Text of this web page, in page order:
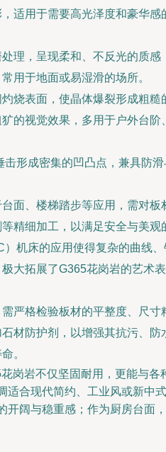
适用于需要高光泽度和豪华感
处理，呈现柔和、不反光的质感
用于地面或易湿滑的场所。
灼烧表面，使晶体爆裂形成粗糙
的视觉效果，多用于户外台阶
击形成密集的凹凸点，兼具防
台面、楼梯踏步等应用，需对板
精细加工，以满足安全与美观
机床的应用使得复杂的曲线、
大拓展了G365花岗岩的艺术表
需严格检验板材的平整度、尺寸
材防护剂，以增强其抗污、防
。
岗岩不仅坚固耐用，更能与各
适合现代简约、工业风或新中式
开阔与稳重感；作为厨房台面，